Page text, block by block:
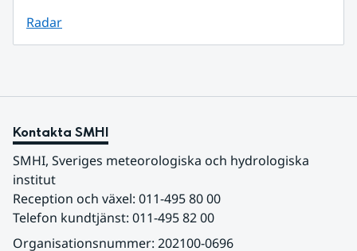
Radar
Kontakta SMHI
SMHI, Sveriges meteorologiska och hydrologiska
institut
Reception och växel: 011-495 80 00
Telefon kundtjänst: 011-495 82 00
Organisationsnummer: 202100-0696